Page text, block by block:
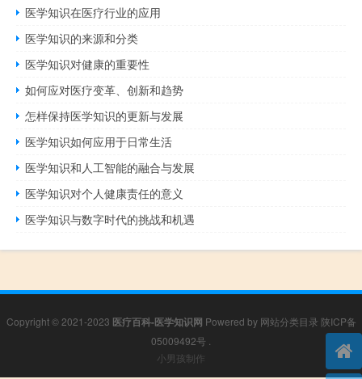
医学知识在医疗行业的应用
医学知识的来源和分类
医学知识对健康的重要性
如何应对医疗变革、创新和趋势
怎样保持医学知识的更新与发展
医学知识如何应用于日常生活
医学知识和人工智能的融合与发展
医学知识对个人健康责任的意义
医学知识与数字时代的挑战和机遇
Copyright © 2021-2023 医疗百科-医学知识网 Powered by 网站分类目录 陕ICP备
05009492号
小男孩制作